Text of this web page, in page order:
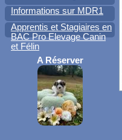
Informations sur MDR1
Apprentis et Stagiaires en
BAC Pro Elevage Canin
et Félin
A Réserver